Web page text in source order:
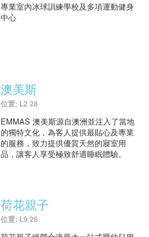
專業室內冰球訓練學校及多項運動健身
中心
澳美斯
位置: L2 28
EMMAS 澳美斯源自澳洲並注入了當地
的獨特文化，為客人提供最貼心及專業
的服務，致力提供優質天然的寢室用
品，讓客人享受極致舒適睡眠體驗。
荷花親子
位置: L9 26